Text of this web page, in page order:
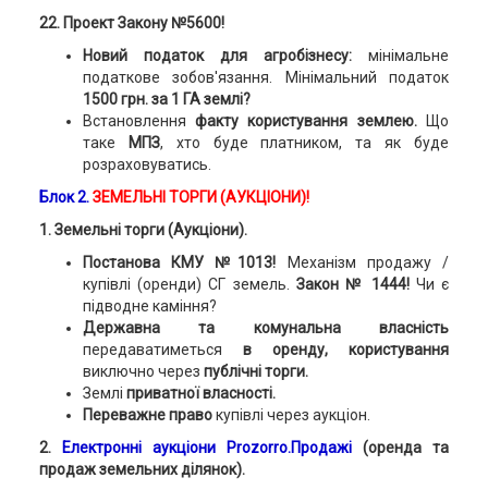
22. Проект Закону №5600!
Новий податок для агробізнесу:мінімальне
податкове зобов'язання. Мінімальний податок
1500 грн. за 1 ГА землі?
Встановленняфакту користування землею.
Що
таке
МПЗ, хто буде платником, та як буде
розраховуватись.
Блок 2.ЗЕМЕЛЬНІ ТОРГИ (АУКЦІОНИ)!
1. Земельні торги (Аукціони).
Постанова КМУ №1013!
Механізм продажу /
купівлі (оренди) СГ земель. Закон № 1444!Чи є
підводне каміння?
Державна та комунальна власність
передаватиметься в оренду, користування
виключно через публічні торги.
Землі приватної власності.
Переважне правокупівлі через аукціон.
2.
Електронні аукціони Prozorro.Продажі (оренда та
продаж земельних ділянок).